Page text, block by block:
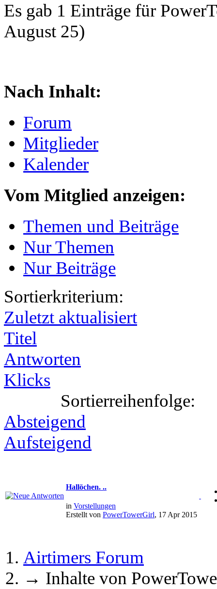
Es gab 1 Einträge für
August 25)
Nach Inhalt:
Forum
Mitglieder
Kalender
Vom Mitglied anzeigen:
Themen und Beiträge
Nur Themen
Nur Beiträge
Sortierkriterium:
Zuletzt aktualisiert
Titel
Antworten
Klicks
Sortierreihenfolge:
Absteigend
Aufsteigend
Hallöchen. ..
in Vorstellungen
Erstellt von PowerTowerGirl, 17 Apr 2015
Airtimers Forum
→ Inhalte von